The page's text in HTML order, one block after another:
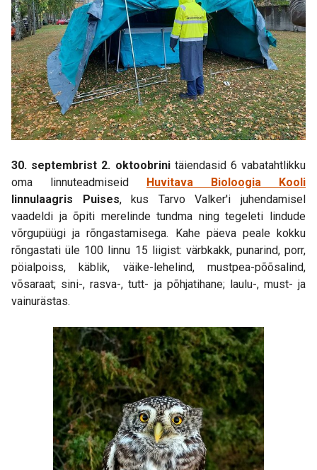
30. septembrist 2. oktoobrini täiendasid 6 vabatahtlikku
oma linnuteadmiseid Huvitava Bioloogia Kooli
linnulaagris
Puises, kus Tarvo Valker'i juhendamisel
vaadeldi ja õpiti merelinde tundma ning tegeleti lindude
võrgupüügi ja rõngastamisega. Kahe päeva peale kokku
rõngastati üle 100 linnu 15 liigist: värbkakk, punarind, porr,
pöialpoiss, käblik, väike-lehelind, mustpea-põõsalind,
võsaraat; sini-, rasva-, tutt- ja põhjatihane; laulu-, must- ja
vainurästas.